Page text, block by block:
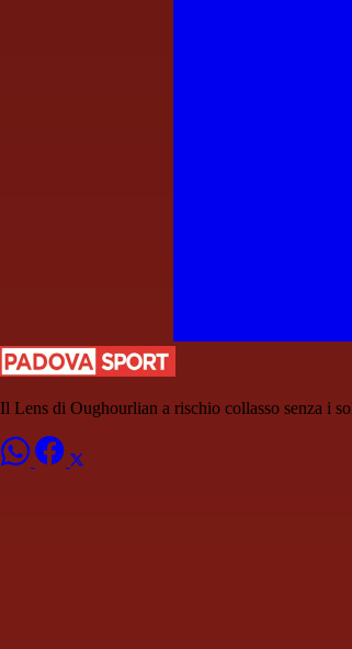
Il Lens di Oughourlian a rischio collasso senza i